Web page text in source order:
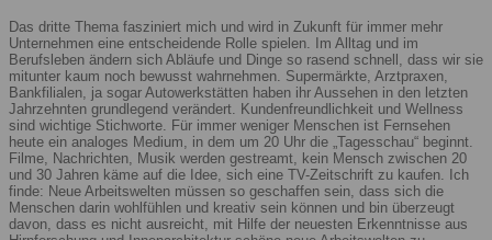
Das dritte Thema fasziniert mich und wird in Zukunft für immer mehr
Unternehmen eine entscheidende Rolle spielen. Im Alltag und im
Berufsleben ändern sich Abläufe und Dinge so rasend schnell, dass wir sie
mitunter kaum noch bewusst wahrnehmen. Supermärkte, Arztpraxen,
Bankfilialen, ja sogar Autowerkstätten haben ihr Aussehen in den letzten
Jahrzehnten grundlegend verändert. Kundenfreundlichkeit und Wellness
sind wichtige Stichworte. Für immer weniger Menschen ist Fernsehen
heute ein analoges Medium, in dem um 20 Uhr die „Tagesschau“ beginnt.
Filme, Nachrichten, Musik werden gestreamt, kein Mensch zwischen 20
und 30 Jahren käme auf die Idee, sich eine TV-Zeitschrift zu kaufen. Ich
finde: Neue Arbeitswelten müssen so geschaffen sein, dass sich die
Menschen darin wohlfühlen und kreativ sein können und bin überzeugt
davon, dass es nicht ausreicht, mit Hilfe der neuesten Erkenntnisse aus